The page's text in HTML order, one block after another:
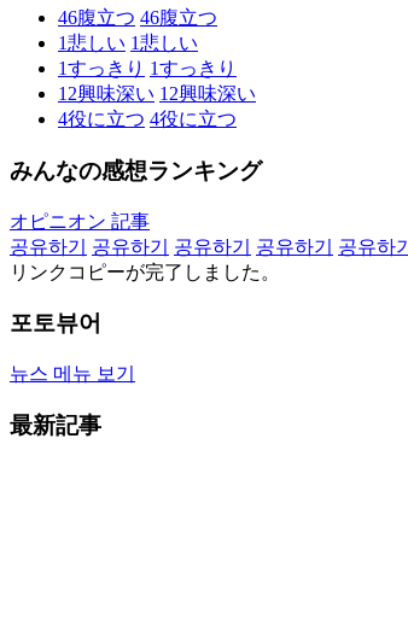
46腹立つ 46腹立つ
1悲しい 1悲しい
1すっきり 1すっきり
12興味深い 12興味深い
4役に立つ 4役に立つ
みんなの感想ランキング
オピニオン 記事
공유하기
공유하기 공유하기 공유하기
공유하기
リンクコピーが完了しました。
포토뷰어
뉴스 메뉴 보기
最新記事